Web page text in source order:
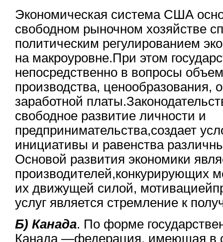
Экономическая система США
свободном рыночном хозяйстве
политическим регулированием
на макроуровне.При этом
непосредственно в вопросы
производства, ценообразования,
заработной
свободное развитие личности и
предпринимательства,создает
инициативы и равенства
Основой развития экономики
производителей,конкурирующих
их движущей силой,
услуг является стремление к
Б) Канада. По форме
Канада —федерация, имеющая в